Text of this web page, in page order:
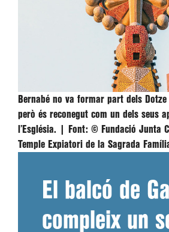
Bernabé no va formar part dels
però és reconegut com un dels seus
l’Església. |
Font: © Fundació Junta
Temple Expiatori de la Sagrada
El balcó de
compleix un